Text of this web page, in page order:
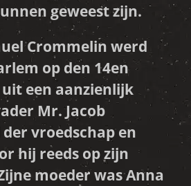
geweest zijn.
Crommelin werd
op den 14en
uit een aanzienlijk
Mr. Jacob
vroedschap en
hij reeds op zijn
moeder was Anna